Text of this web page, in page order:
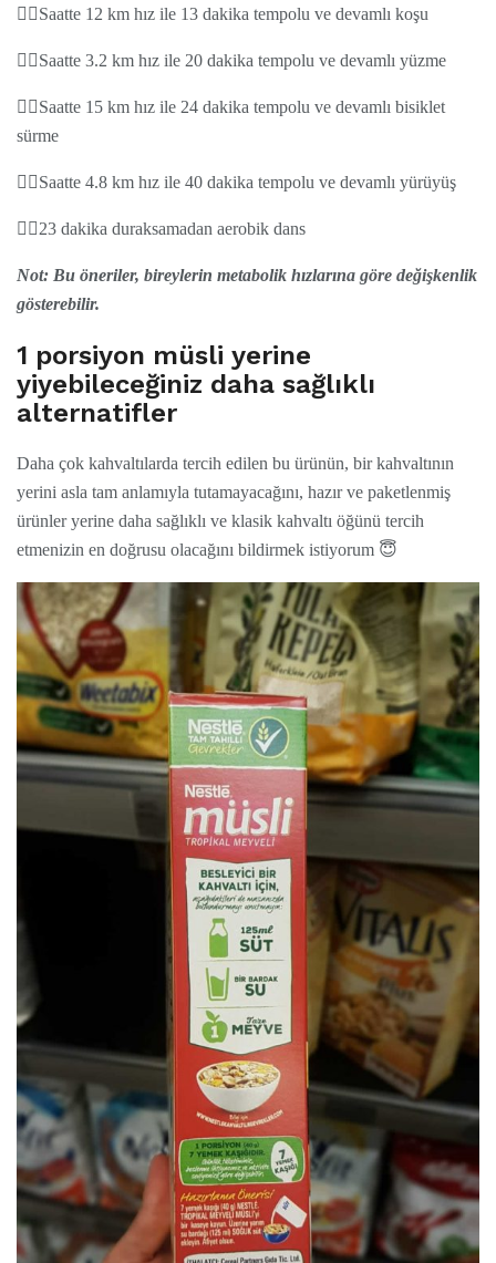
👉🏻Saatte 12 km hız ile 13 dakika tempolu ve devamlı koşu
👉🏻Saatte 3.2 km hız ile 20 dakika tempolu ve devamlı yüzme
👉🏻Saatte 15 km hız ile 24 dakika tempolu ve devamlı bisiklet
sürme
👉🏻Saatte 4.8 km hız ile 40 dakika tempolu ve devamlı yürüyüş
👉🏻23 dakika duraksamadan aerobik dans
Not: Bu öneriler, bireylerin metabolik hızlarına göre değişkenlik
gösterebilir.
1 porsiyon müsli yerine
yiyebileceğiniz daha sağlıklı
alternatifler
Daha çok kahvaltılarda tercih edilen bu ürünün, bir kahvaltının
yerini asla tam anlamıyla tutamayacağını, hazır ve paketlenmiş
ürünler yerine daha sağlıklı ve klasik kahvaltı öğünü tercih
etmenizin en doğrusu olacağını bildirmek istiyorum 😇